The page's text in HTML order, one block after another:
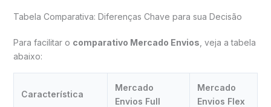
Tabela Comparativa: Diferenças Chave para sua Decisão
Para facilitar o comparativo Mercado Envios , veja a tabela
abaixo:
Característica
Mercado
Envios Full
Mercado
Envios Flex